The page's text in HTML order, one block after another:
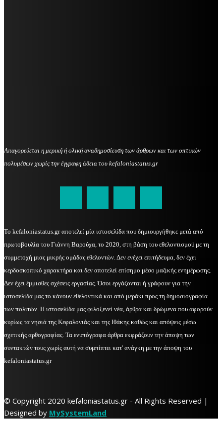
Απαγορεύεται η μερική ή ολική αναδημοσίευση των άρθρων και των οπτικών
πολυμέσων χωρίς την έγγραφη άδεια του kefaloniastatus.gr
Το kefaloniastatus.gr αποτελεί μία ιστοσελίδα που δημιουργήθηκε μετά από
πρωτοβουλία του Γιάννη Βαρούχα, το 2020, στη βάση του εθελοντισμού με τη
συμμετοχή μιας μικρής ομάδας εθελοντών. Δεν ενέχει επιτήδευμα, δεν έχει
κερδοσκοπικό χαρακτήρα και δεν αποτελεί επίσημο μέσο μαζικής ενημέρωσης.
Δεν έχει έμμισθες σχέσεις εργασίας. Όσοι εργάζονται ή γράφουν για την
ιστοσελίδα μας το κάνουν εθελοντικά και από μεράκι προς τη δημοσιογραφία
των πολιτών. Η ιστοσελίδα μας φιλοξενεί νέα, άρθρα και δρώμενα που αφορούν
κυρίως τα νησιά της Κεφαλονιάς και της Ιθάκης καθώς και απόψεις μέσω
σχετικής αρθογραφίας. Τα ενυπόγραφα άρθρα εκφράζουν την άποψη των
συντακτών τους χωρίς αυτή να συμπίπτει κατ' ανάγκη με την άποψη του
kefaloniastatus.gr
© Copyright 2020 kefaloniastatus.gr - All Rights Reserved |
Designed by MySystemLand